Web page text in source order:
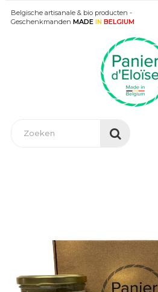
Belgische artisanale & bio producten -
Geschenkmanden MADE IN BELGIUM